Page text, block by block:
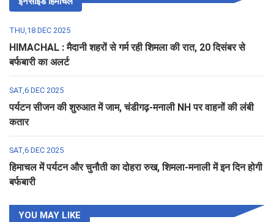
THU,18 DEC 2025
HIMACHAL : मैदानी शहरों से गर्म रही शिमला की रात, 20 दिसंबर से
बर्फबारी का अलर्ट
SAT,6 DEC 2025
पर्यटन सीजन की शुरुआत में जाम, चंडीगढ़-मनाली NH पर वाहनों की लंबी
कतार
SAT,6 DEC 2025
हिमाचल में पर्यटन और चुनौती का दोहरा रुख, शिमला-मनाली में इन दिन होगी
बर्फबारी
YOU MAY LIKE